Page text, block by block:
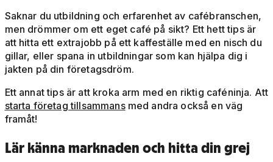
Saknar du utbildning och erfarenhet av cafébranschen,
men drömmer om ett eget café på sikt? Ett hett tips är
att hitta ett extrajobb på ett kaffeställe med en nisch du
gillar, eller spana in utbildningar som kan hjälpa dig i
jakten på din företagsdröm.
Ett annat tips är att kroka arm med en riktig caféninja. Att
starta företag tillsammansmed andra också en väg
framåt!
Lär känna marknaden och hitta din grej